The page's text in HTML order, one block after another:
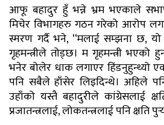
आफू बहादुर हुँ भन्ने भ्रम भएकाले
मिचेर विभागहरु गठन गरेको आरोप
स्मरण गर्दै भने, ‘‘मलाई सम्झना छ,
गृहमन्त्रीले तोड्छ। म गृहमन्त्री
भनेर बोलेर धाक लगाएर हिंडनुहुन्थ्यो
पनि सबैले हाँसेर लिइदिन्थे। अहिले
उहाँको यस्तै बहादुरीले कांग्रेसलाई
प्रजातन्त्रलाई, लोकतन्त्रलाई पनि क्षति